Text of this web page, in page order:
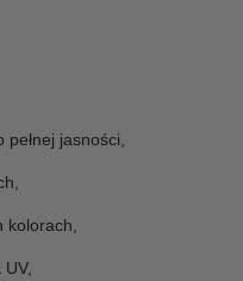
jasności,
kolorach,
UV,